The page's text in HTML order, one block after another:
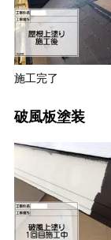
施工完了
破風板塗装